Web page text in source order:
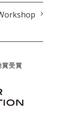
受賞